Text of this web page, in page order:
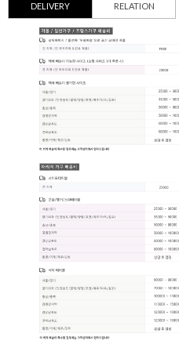
DELIVERY RELATION